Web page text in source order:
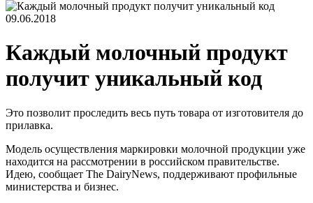
09.06.2018
Каждый молочный продукт
получит уникальный код
Это позволит проследить весь путь товара от изготовителя до
прилавка.
Модель осуществления маркировки молочной продукции уже
находится на рассмотрении в российском правительстве.
Идею, сообщает The DairyNews, поддерживают профильные
министерства и бизнес.